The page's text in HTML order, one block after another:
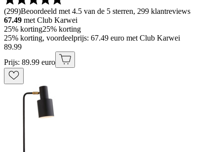
(299)Beoordeeld met 4.5 van de 5 sterren, 299 klantreviews
67.49 met Club Karwei
25% korting25% korting
25% korting, voordeelprijs: 67.49 euro met Club Karwei
89.99
Prijs: 89.99 euro